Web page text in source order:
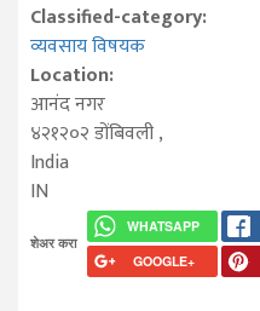
Classified-category:
व्यवसाय विषयक
Location:
आनंद नगर
४२१२०२डोंबिवली,
India
IN
शेअर करा
WHATSAPP
GOOGLE+